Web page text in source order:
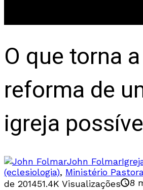
O que torna a
reforma de
igreja
John Folmar
(eclesiologia), Ministério
de 201451.4K Visualizações 8